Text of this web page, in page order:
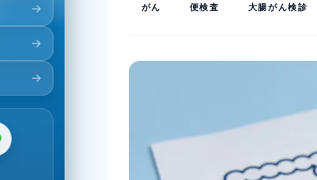
がん 便検査 大腸がん検診